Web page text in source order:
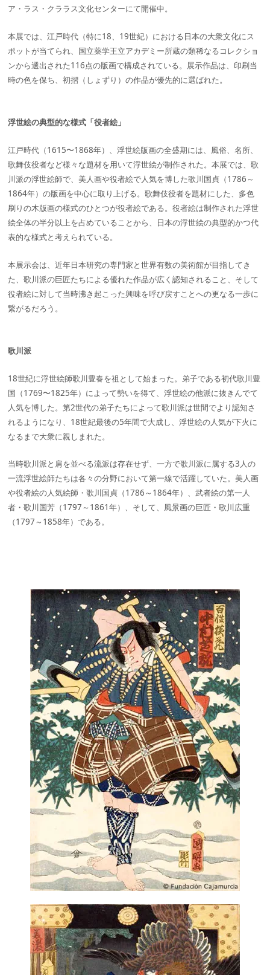
ア・ラス・クララス文化センターにて開催中。
本展では、江戸時代（特に18、19世紀）における日本の大衆文化にス
ポットが当てられ、国立薬学王立アカデミー所蔵の類稀なるコレクショ
ンから選出された116点の版画で構成されている。展示作品は、印刷当
時の色を保ち、初摺（しょずり）の作品が優先的に選ばれた。
浮世絵の典型的な様式「役者絵」
江戸時代（1615〜1868年）、浮世絵版画の全盛期には、風俗、名所、
歌舞伎役者など様々な題材を用いて浮世絵が制作された。本展では、歌
川派の浮世絵師で、美人画や役者絵で人気を博した歌川国貞（1786～
1864年）の版画を中心に取り上げる。歌舞伎役者を題材にした、多色
刷りの木版画の様式のひとつが役者絵である。役者絵は制作された浮世
絵全体の半分以上を占めていることから、日本の浮世絵の典型的かつ代
表的な様式と考えられている。
本展示会は、近年日本研究の専門家と世界有数の美術館が目指してき
た、歌川派の巨匠たちによる優れた作品が広く認知されること、そして
役者絵に対して当時沸き起こった興味を呼び戻すことへの更なる一歩に
繋がるだろう。
歌川派
18世紀に浮世絵師歌川豊春を祖として始まった。弟子である初代歌川豊
国（1769〜1825年）によって勢いを得て、浮世絵の他派に抜きんでて
人気を博した。第2世代の弟子たちによって歌川派は世間でより認知さ
れるようになり、18世紀最後の5年間で大成し、浮世絵の人気が下火に
なるまで大衆に親しまれた。
当時歌川派と肩を並べる流派は存在せず、一方で歌川派に属する3人の
一流浮世絵師たちは各々の分野において第一線で活躍していた。美人画
や役者絵の人気絵師・歌川国貞（1786～1864年）、武者絵の第一人
者・歌川国芳（1797～1861年）、そして、風景画の巨匠・歌川広重
（1797～1858年）である。